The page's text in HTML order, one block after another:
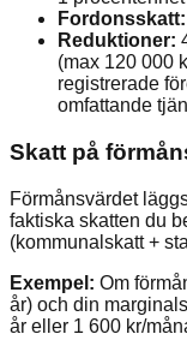
Fordonsskatt:
Reduktioner:
(max 120 000
registrerade
omfattande
Skatt på
Förmånsvärdet
faktiska skatten du
(kommunalskatt +
Exempel: Om
år) och din
år eller 1 600 kr/